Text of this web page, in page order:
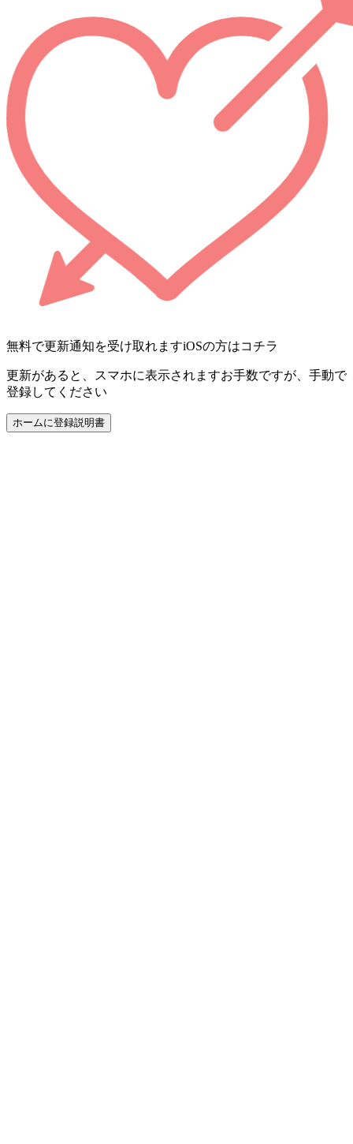
無料で更新通知を受け取れますiOSの方はコチラ
更新があると、スマホに表示されますお手数ですが、手動で
登録してください
ホームに登録説明書